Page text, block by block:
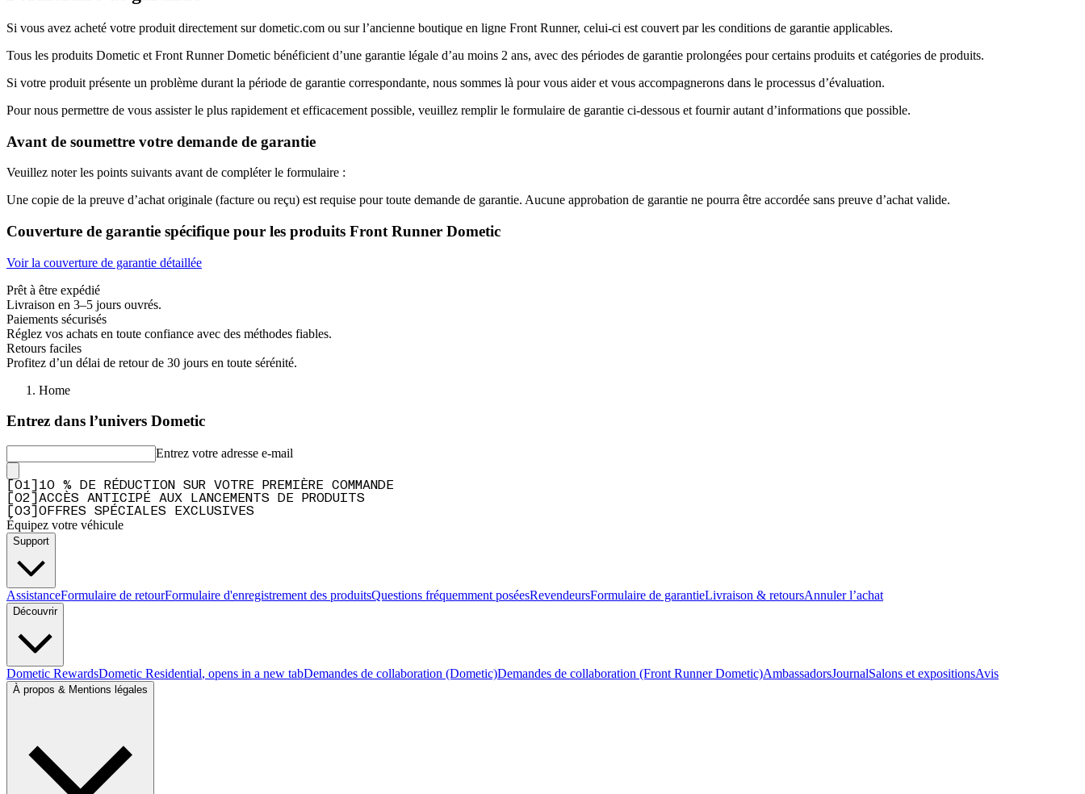
Si vous avez acheté votre produit directement sur dometic.com ou sur l’ancienne boutique en ligne Front Runner, celui-ci est couvert par les conditions de garantie applicables.
Tous les produits Dometic et Front Runner Dometic bénéficient d’une garantie légale d’au moins 2 ans, avec des périodes de garantie prolongées pour certains produits et catégories de produits.
Si votre produit présente un problème durant la période de garantie correspondante, nous sommes là pour vous aider et vous accompagnerons dans le processus d’évaluation.
Pour nous permettre de vous assister le plus rapidement et efficacement possible, veuillez remplir le formulaire de garantie ci-dessous et fournir autant d’informations que possible.
Avant de soumettre votre demande de garantie
Veuillez noter les points suivants avant de compléter le formulaire :
Une copie de la preuve d’achat originale (facture ou reçu) est requise pour toute demande de garantie. Aucune approbation de garantie ne pourra être accordée sans preuve d’achat valide.
Couverture de garantie spécifique pour les produits Front Runner Dometic
Voir la couverture de garantie détaillée
Prêt à être expédié
Livraison en 3–5 jours ouvrés.
Paiements sécurisés
Réglez vos achats en toute confiance avec des méthodes fiables.
Retours faciles
Profitez d’un délai de retour de 30 jours en toute sérénité.
Home
Entrez dans l’univers Dometic
Entrez votre adresse e-mail
01
10 % DE RÉDUCTION SUR VOTRE PREMIÈRE COMMANDE
02
ACCÈS ANTICIPÉ AUX LANCEMENTS DE PRODUITS
03 OFFRES SPÉCIALES EXCLUSIVES
Équipez votre véhicule
Support
AssistanceFormulaire de retourFormulaire d'enregistrement des produitsQuestions fréquemment poséesRevendeursFormulaire de garantieLivraison & retoursAnnuler l’achat
Découvrir
Dometic RewardsDometic Residential, opens in a new tabDemandes de collaboration (Dometic)Demandes de collaboration (Front Runner Dometic)AmbassadorsJournalSalons et expositionsAvis
À propos & Mentions légales